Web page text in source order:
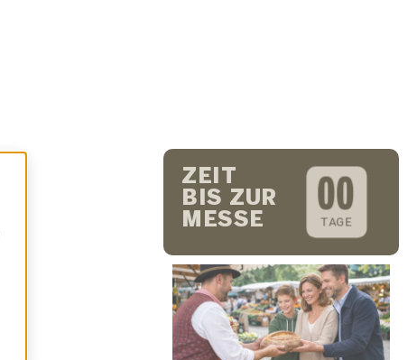
ZEIT
BIS ZUR
MESSE
00
TAGE